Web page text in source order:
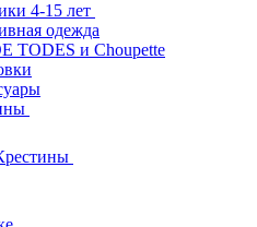
4-15 лет
одежда
TODES и Choupette